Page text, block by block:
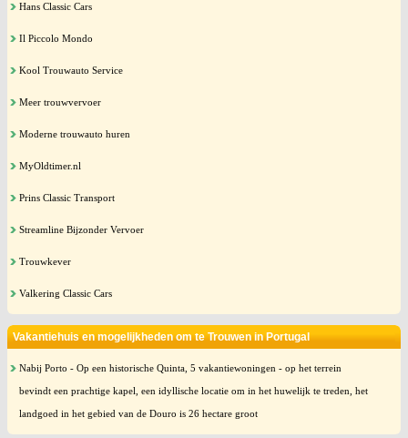
Hans Classic Cars
Il Piccolo Mondo
Kool Trouwauto Service
Meer trouwvervoer
Moderne trouwauto huren
MyOldtimer.nl
Prins Classic Transport
Streamline Bijzonder Vervoer
Trouwkever
Valkering Classic Cars
Vakantiehuis en mogelijkheden om te Trouwen in Portugal
Nabij Porto - Op een historische Quinta, 5 vakantiewoningen - op het terrein
bevindt een prachtige kapel, een idyllische locatie om in het huwelijk te treden, het
landgoed in het gebied van de Douro is 26 hectare groot